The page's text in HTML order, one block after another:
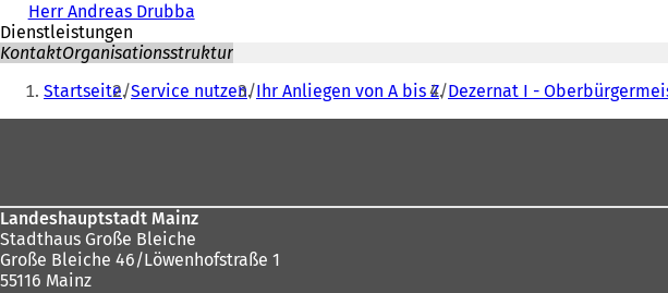
Herr Andreas Drubba
Dienstleistungen
KontaktOrganisationsstruktur
Sie
befinden
Startseite Service nutzen Ihr Anliegen von A bis Z Dezernat I -
Landeshauptstadt Mainz
Stadthaus Große Bleiche
Große Bleiche 46/Löwenhofstraße 1
55116 Mainz